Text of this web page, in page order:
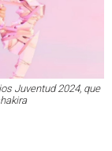
Juventud 2024, que